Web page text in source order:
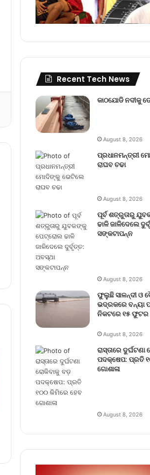
Recent Tech News
କାଠଯୋଡି ନଦୀକୁ
August 8, 2026
ପ୍ରଧାନମନ୍ତ୍ରୀ
ରାଘବ ଚଢା
August 8, 2026
ପୂର୍ବ ଶତ୍ରୁତାରୁ
ଢାଳି ଜାଳିଦେଲେ
ସଙ୍କଟାପନ୍ନ
August 8, 2026
ଫୁଲୁଛି ସାଳନ୍ଦୀ ଓ
ଭଦ୍ରକରେ ବନ୍ୟା
ନିକଟରେ ୧୫ ଫୁଟର
August 8, 2026
ରାସ୍ତାରେ
ପଦକ୍ଷେପ: ପ୍ରତି
ଗୋଶାଳା
August 8, 2026